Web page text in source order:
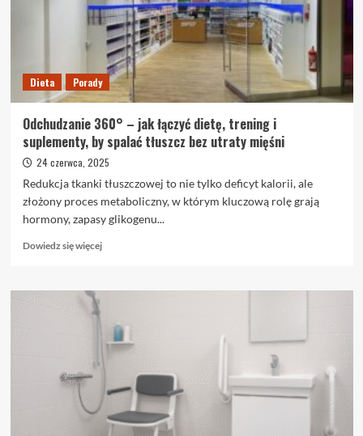
jest
bezpieczne?
Dieta Porady
Odchudzanie 360° – jak łączyć dietę, trening i
suplementy, by spalać tłuszcz bez utraty mięśni
24 czerwca, 2025
Redukcja tkanki tłuszczowej to nie tylko deficyt kalorii, ale
złożony proces metaboliczny, w którym kluczową rolę grają
hormony, zapasy glikogenu...
Dowiedz się więcejDowiedz
o
jak
łączyć
trening
suplementy,